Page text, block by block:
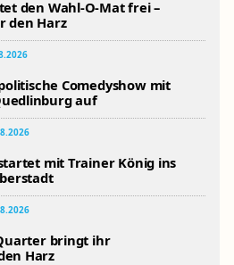
den Wahl-O-Mat frei –
den Harz
Comedyshow mit
auf
mit Trainer König ins
bringt ihr
Harz